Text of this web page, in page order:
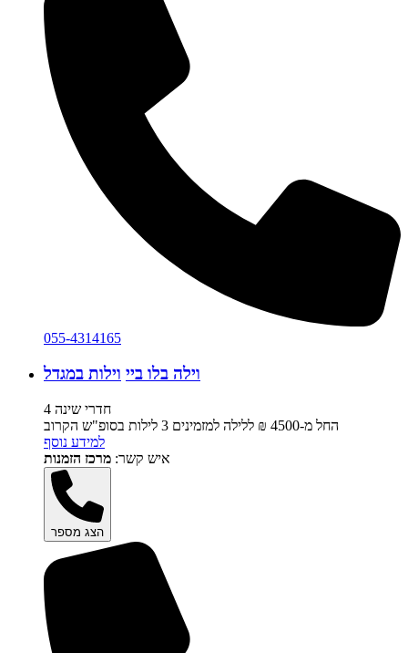
055-4314165
וילה בלו ביי וילות במגדל
4 חדרי שינה
החל מ-‏4500 ₪ ללילה למזמינים 3 לילות בסופ"ש הקרוב
למידע נוסף
איש קשר: מרכז הזמנות
הצג מספר